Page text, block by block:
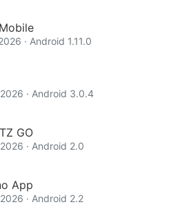
· Android 1.11.0
· Android 3.0.4
GO
· Android 2.0
App
· Android 2.2